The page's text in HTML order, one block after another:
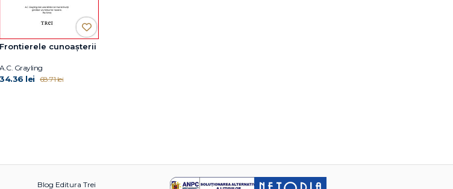
Frontierele cunoașterii
A.C. Grayling
34.36 lei 68.71 lei
Blog Editura Trei